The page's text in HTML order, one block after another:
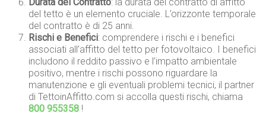
del tetto è un elemento cruciale. L’orizzonte temporale
del contratto è di 25 anni.
Rischi e Benefici: comprendere i rischi e i benefici
associati all’affitto del tetto per fotovoltaico. I benefici
includono il reddito passivo e l’impatto ambientale
positivo, mentre i rischi possono riguardare la
manutenzione e gli eventuali problemi tecnici, il partner
di TettoinAffitto.com si accolla questi rischi, chiama
800 955358 !